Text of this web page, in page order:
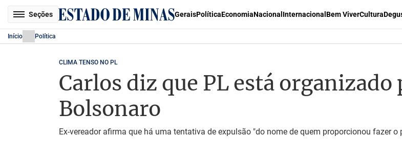
Seções GeraisPolíticaEconomiaNacional Internacional Bem ViverCultura
Início Política
CLIMA TENSO NO PL
Carlos diz que PL está
Bolsonaro
Ex-vereador afirma que há uma tentativa de expulsão "do nome de quem proporcionou fazer o